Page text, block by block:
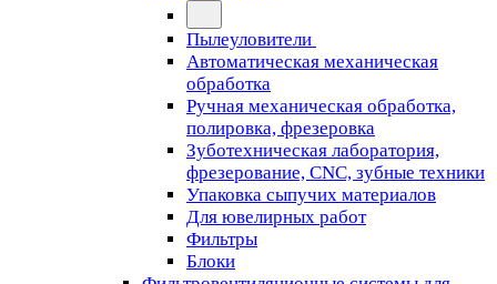
Пылеуловители
Автоматическая механическая
обработка
Ручная механическая обработка,
полировка, фрезеровка
Зуботехническая лаборатория,
фрезерование, CNC, зубные техники
Упаковка сыпучих материалов
Для ювелирных работ
Фильтры
Блоки